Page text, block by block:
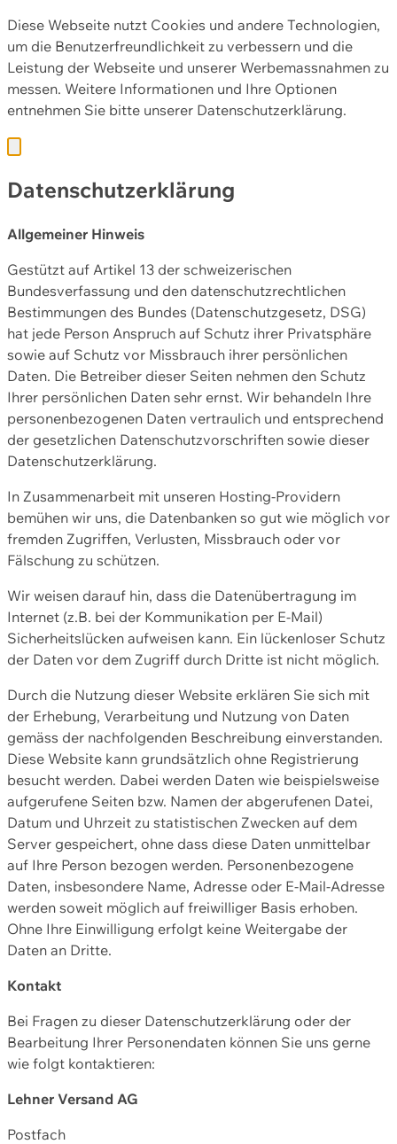
Diese Webseite nutzt Cookies und andere Technologien,
um die Benutzerfreundlichkeit zu verbessern und die
Leistung der Webseite und unserer Werbemassnahmen zu
messen. Weitere Informationen und Ihre Optionen
entnehmen Sie bitte unserer Datenschutzerklärung.
Datenschutzerklärung
Allgemeiner Hinweis
Gestützt auf Artikel 13 der schweizerischen
Bundesverfassung und den datenschutzrechtlichen
Bestimmungen des Bundes (Datenschutzgesetz, DSG)
hat jede Person Anspruch auf Schutz ihrer Privatsphäre
sowie auf Schutz vor Missbrauch ihrer persönlichen
Daten. Die Betreiber dieser Seiten nehmen den Schutz
Ihrer persönlichen Daten sehr ernst. Wir behandeln Ihre
personenbezogenen Daten vertraulich und entsprechend
der gesetzlichen Datenschutzvorschriften sowie dieser
Datenschutzerklärung.
In Zusammenarbeit mit unseren Hosting-Providern
bemühen wir uns, die Datenbanken so gut wie möglich vor
fremden Zugriffen, Verlusten, Missbrauch oder vor
Fälschung zu schützen.
Wir weisen darauf hin, dass die Datenübertragung im
Internet (z.B. bei der Kommunikation per E-Mail)
Sicherheitslücken aufweisen kann. Ein lückenloser Schutz
der Daten vor dem Zugriff durch Dritte ist nicht möglich.
Durch die Nutzung dieser Website erklären Sie sich mit
der Erhebung, Verarbeitung und Nutzung von Daten
gemäss der nachfolgenden Beschreibung einverstanden.
Diese Website kann grundsätzlich ohne Registrierung
besucht werden. Dabei werden Daten wie beispielsweise
aufgerufene Seiten bzw. Namen der abgerufenen Datei,
Datum und Uhrzeit zu statistischen Zwecken auf dem
Server gespeichert, ohne dass diese Daten unmittelbar
auf Ihre Person bezogen werden. Personenbezogene
Daten, insbesondere Name, Adresse oder E-Mail-Adresse
werden soweit möglich auf freiwilliger Basis erhoben.
Ohne Ihre Einwilligung erfolgt keine Weitergabe der
Daten an Dritte.
Kontakt
Bei Fragen zu dieser Datenschutzerklärung oder der
Bearbeitung Ihrer Personendaten können Sie uns gerne
wie folgt kontaktieren:
Lehner Versand AG
Postfach